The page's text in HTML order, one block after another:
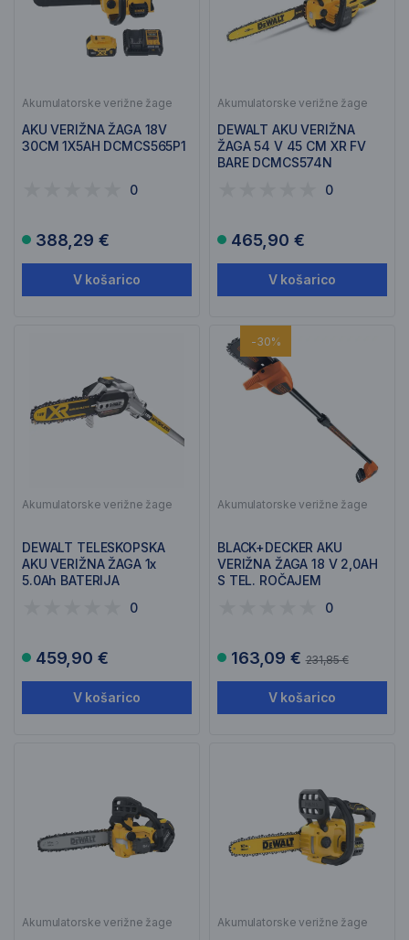
Akumulatorske verižne žage
AKU VERIŽNA ŽAGA 18V
30CM 1X5AH DCMCS565P1
0
388,29 €
V košarico
Akumulatorske verižne žage
DEWALT AKU VERIŽNA
ŽAGA 54 V 45 CM XR FV
BARE DCMCS574N
0
465,90 €
V košarico
Akumulatorske verižne žage
DEWALT TELESKOPSKA
AKU VERIŽNA ŽAGA 1x
5.0Ah BATERIJA
0
459,90 €
V košarico
-30%
Akumulatorske verižne žage
BLACK+DECKER AKU
VERIŽNA ŽAGA 18 V 2,0AH
S TEL. ROČAJEM
0
163,09 € 231,85 €
V košarico
Akumulatorske verižne žage Akumulatorske verižne žage